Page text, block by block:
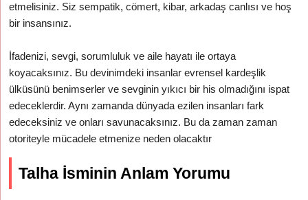
etmelisiniz. Siz sempatik, cömert, kibar, arkadaş canlısı ve hoş
bir insansınız.
İfadenizi, sevgi, sorumluluk ve aile hayatı ile ortaya
koyacaksınız. Bu devinimdeki insanlar evrensel kardeşlik
ülküsünü benimserler ve sevginin yıkıcı bir his olmadığını ispat
edeceklerdir. Aynı zamanda dünyada ezilen insanları fark
edeceksiniz ve onları savunacaksınız. Bu da zaman zaman
otoriteyle mücadele etmenize neden olacaktır
Talha İsminin Anlam Yorumu